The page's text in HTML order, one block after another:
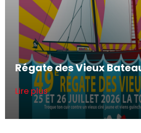
Régate des Vieux
Lire plus